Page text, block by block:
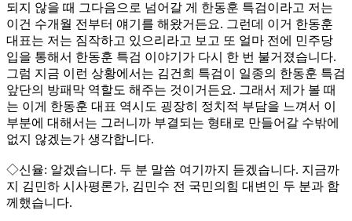
되지 않을 때 그다음으로 넘어갈 게 한동훈 특검이라고 저는
이건 수개월 전부터 얘기를 해왔거든요. 그런데 이거 한동훈
대표는 저는 짐작하고 있으리라고 보고 또 얼마 전에 민주당
입을 통해서 한동훈 특검 이야기가 다시 한 번 불거졌습니다.
그럼 지금 이런 상황에서는 김건희 특검이 일종의 한동훈 특검
앞단의 방패막 역할도 해주는 것이거든요. 그래서 제가 볼 때
는 이게 한동훈 대표 역시도 굉장히 정치적 부담을 느껴서 이
부분에 대해서는 그러니까 부결되는 형태로 만들어갈 수밖에
없지 않겠는가 생각합니다.
◇신율: 알겠습니다. 두 분 말씀 여기까지 듣겠습니다. 지금까
지 김민하 시사평론가, 김민수 전 국민의힘 대변인 두 분과 함
께했습니다.